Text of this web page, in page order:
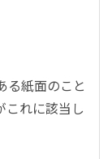
る紙面のこと
これに該当し